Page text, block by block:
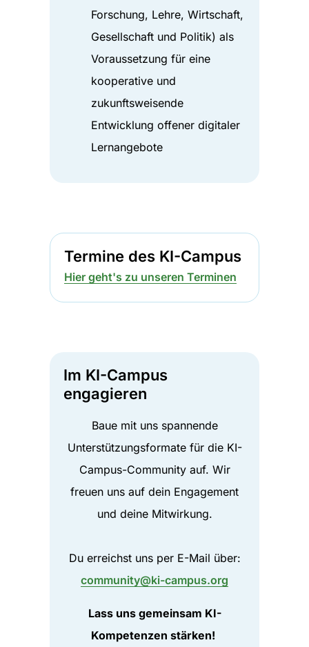
Forschung, Lehre, Wirtschaft,
Gesellschaft und Politik) als
Voraussetzung für eine
kooperative und
zukunftsweisende
Entwicklung offener digitaler
Lernangebote
Termine des KI-Campus
Hier geht's zu unseren Terminen
Im KI-Campus
engagieren
Baue mit uns spannende
Unterstützungsformate für die KI-
Campus-Community auf. Wir
freuen uns auf dein Engagement
und deine Mitwirkung.
Du erreichst uns per E-Mail über:
community@ki-campus.org
Lass uns gemeinsam KI-
Kompetenzen stärken!